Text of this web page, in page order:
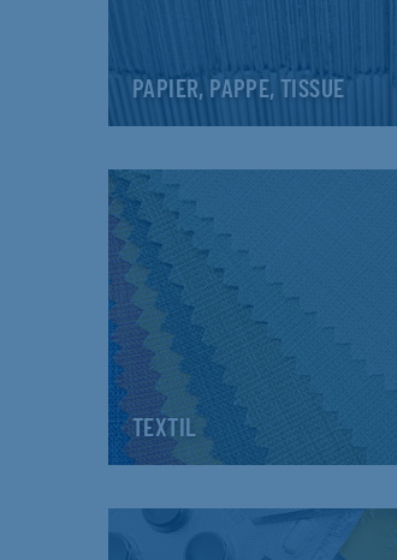
PAPIER, PAPPE, TISSUE
TEXTIL